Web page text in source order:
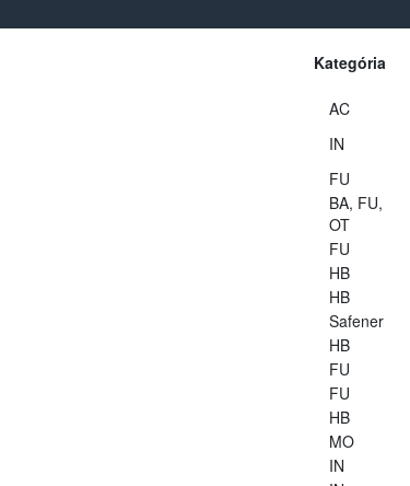
Kategória
AC
IN
FU
BA, FU,
OT
FU
HB
HB
Safener
HB
FU
FU
HB
MO
IN